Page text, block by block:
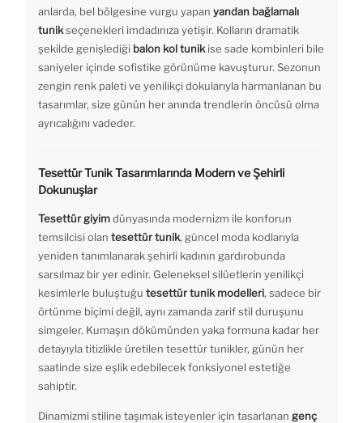
anlarda, bel bölgesine vurgu yapan yandan bağlamalı
tunikseçenekleri imdadınıza yetişir. Kolların dramatik
şekilde genişlediği balon kol tunik ise sade kombinleri bile
saniyeler içinde sofistike görünüme kavuşturur. Sezonun
zengin renk paleti ve yenilikçi dokularıyla harmanlanan bu
tasarımlar, size günün her anında trendlerin öncüsü olma
ayrıcalığını vadeder.
Tesettür Tunik Tasarımlarında Modern ve Şehirli
Dokunuşlar
Tesettür giyimdünyasında modernizm ile konforun
temsilcisi olan tesettür tunik, güncel moda kodlarıyla
yeniden tanımlanarak şehirli kadının gardırobunda
sarsılmaz bir yer edinir. Geleneksel silüetlerin yenilikçi
kesimlerle buluştuğu tesettür tunik modelleri, sadece bir
örtünme biçimi değil, aynı zamanda zarif stil duruşunu
simgeler. Kumaşın dökümünden yaka formuna kadar her
detayıyla titizlikle üretilen tesettür tunikler, günün her
saatinde size eşlik edebilecek fonksiyonel estetiğe
sahiptir.
Dinamizmi stiline taşımak isteyenler için tasarlanan genç